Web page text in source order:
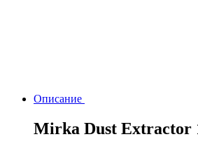
Описание
Mirka Dust Extractor